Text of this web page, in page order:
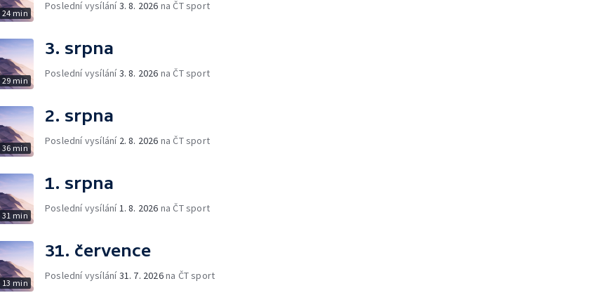
24 min
Poslední vysílání3. 8. 2026 na ČT sport
29 min
3. srpna
Poslední vysílání3. 8. 2026 na ČT sport
36 min
2. srpna
Poslední vysílání 2. 8. 2026 na ČT sport
31 min
1. srpna
Poslední vysílání 1. 8. 2026 na ČT sport
13 min
31. července
Poslední vysílání31. 7. 2026na ČT sport